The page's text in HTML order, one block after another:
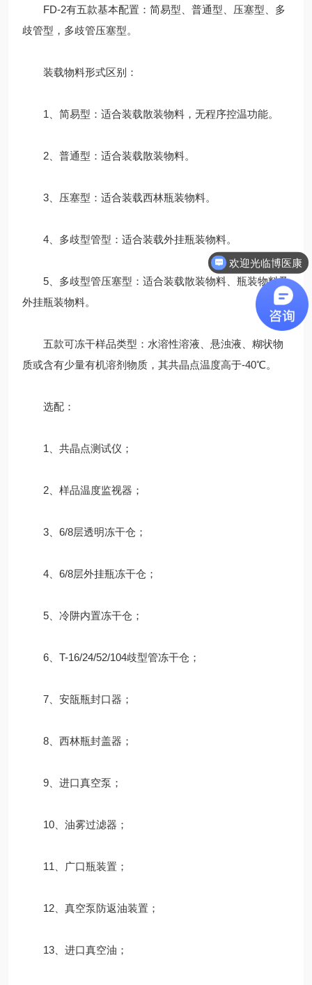
FD-2有五款基本配置：简易型、普通型、压塞型、多
歧管型，多歧管压塞型。
装载物料形式区别：
1、简易型：适合装载散装物料，无程序控温功能。
2、普通型：适合装载散装物料。
3、压塞型：适合装载西林瓶装物料。
4、多歧型管型：适合装载外挂瓶装物料。
5、多歧型管压塞型：适合装载散装物料、瓶装物料及
外挂瓶装物料。
五款可冻干样品类型：水溶性溶液、悬浊液、糊状物
质或含有少量有机溶剂物质，其共晶点温度高于-40℃。
选配：
1、共晶点测试仪；
2、样品温度监视器；
3、6/8层透明冻干仓；
4、6/8层外挂瓶冻干仓；
5、冷阱内置冻干仓；
6、T-16/24/52/104歧型管冻干仓；
7、安瓿瓶封口器；
8、西林瓶封盖器；
9、进口真空泵；
10、油雾过滤器；
11、广口瓶装置；
12、真空泵防返油装置；
13、进口真空油；
欢迎光临博医康